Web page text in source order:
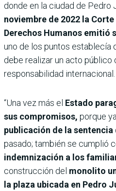
donde en la ciudad de Pedro
noviembre de 2022 la
Derechos Humanos emitió
uno de los puntos establecía
debe realizar un acto
responsabilidad internacional.
“Una vez más el Estado
sus compromisos, porque
publicación de la sentencia
pasado; también se cumplió
indemnización a los
construcción del monolito
la plaza ubicada en Pedro